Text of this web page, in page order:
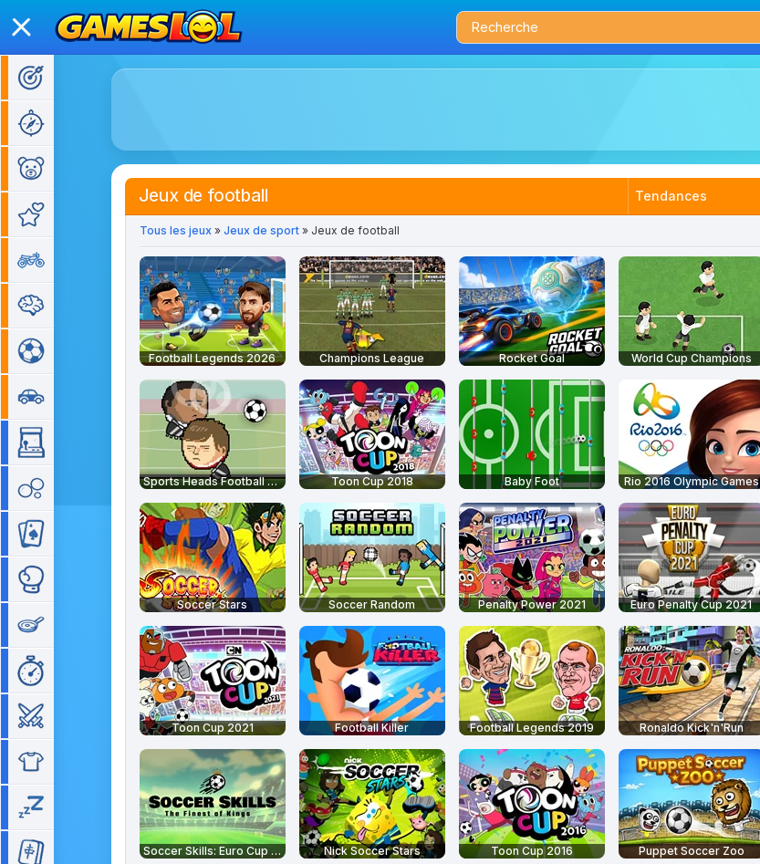
Jeux d'action
Jeux pour enfants
Jeux de fille
Jeux de moto
Jeux de réflexion
Jeux de sport
Jeux de voiture
Gestion de temps
Jeux de football Tendances
Mieux notés
Tous les jeux» Jeux de sport» Jeux de football
Football Legends 2026 Champions League Rocket Goal World Cup Champions
Sports Heads Football Championship Toon Cup 2018 Baby Foot Rio 2016 Olympic Games
Soccer Stars Soccer Random Penalty Power 2021 Euro Penalty Cup 2021
Toon Cup 2021 Football Killer Football Legends 2019 Ronaldo Kick'n'Run
Soccer Skills: Euro Cup 2021 Nick Soccer Stars Toon Cup 2016 Puppet Soccer Zoo